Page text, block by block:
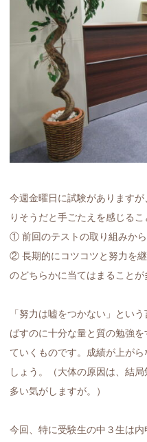
今週金曜日に試験があります
りそうだと手ごたえを感じる
① 前回のテストの取り組みから
② 長期的にコツコツと努力を継
のどちらかに当てはまることが
「努力は嘘をつかない」とい
ばすのに十分な量と質の勉強
ていくものです。成績が上が
しょう。（大体の原因は、結
多い気がしますが。）
今回、特に受験生の中３生は